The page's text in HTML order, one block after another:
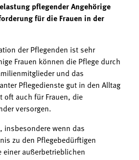
pflegender Angehörige
für die Frauen in der
der Pflegenden ist sehr
Frauen können die Pflege durch
und das
Pflegedienste gut in den Alltag
oft auch für Frauen, die
versorgen.
insbesondere wenn das
zu den Pflegebedürftigen
außerbetrieblichen